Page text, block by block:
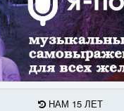
НАМ 15 ЛЕТ